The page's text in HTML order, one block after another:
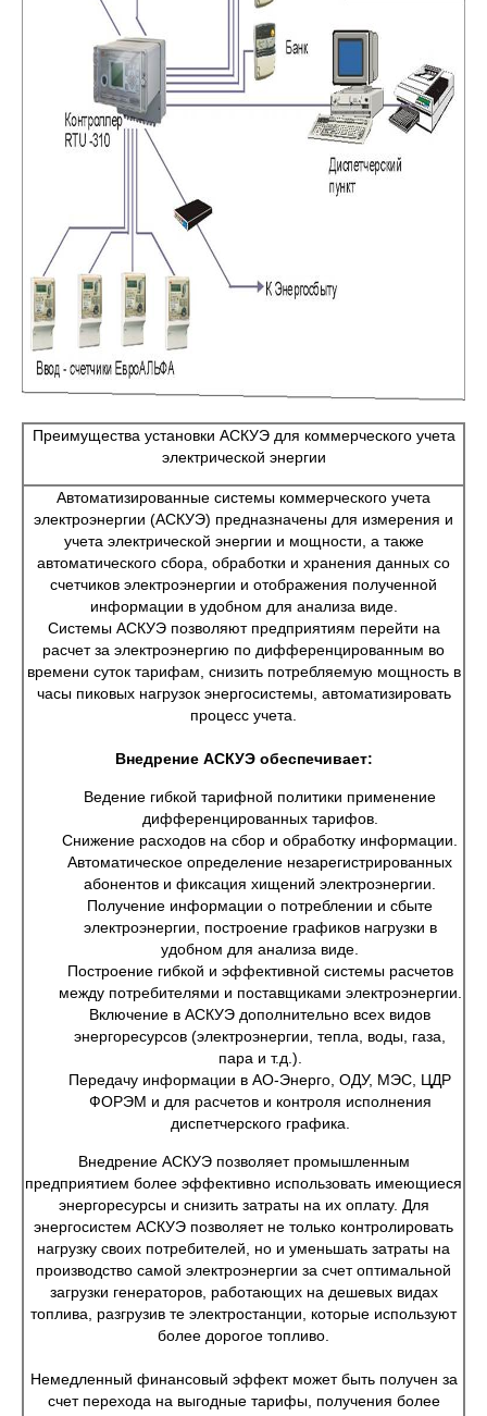
Преимущества установки АСКУЭ для коммерческого учета
электрической энергии
Автоматизированные системы коммерческого учета
электроэнергии (АСКУЭ) предназначены для измерения и
учета электрической энергии и мощности, а также
автоматического сбора, обработки и хранения данных со
счетчиков электроэнергии и отображения полученной
информации в удобном для анализа виде.
Системы АСКУЭ позволяют предприятиям перейти на
расчет за электроэнергию по дифференцированным во
времени суток тарифам, снизить потребляемую мощность в
часы пиковых нагрузок энергосистемы, автоматизировать
процесс учета.
Внедрение АСКУЭ обеспечивает:
Ведение гибкой тарифной политики применение
дифференцированных тарифов.
Снижение расходов на сбор и обработку информации.
Автоматическое определение незарегистрированных
абонентов и фиксация хищений электроэнергии.
Получение информации о потреблении и сбыте
электроэнергии, построение графиков нагрузки в
удобном для анализа виде.
Построение гибкой и эффективной системы расчетов
между потребителями и поставщиками электроэнергии.
Включение в АСКУЭ дополнительно всех видов
энергоресурсов (электроэнергии, тепла, воды, газа,
пара и т.д.).
Передачу информации в АО-Энерго, ОДУ, МЭС, ЦДР
ФОРЭМ и для расчетов и контроля исполнения
диспетчерского графика.
Внедрение АСКУЭ позволяет промышленным
предприятием более эффективно использовать имеющиеся
энергоресурсы и снизить затраты на их оплату. Для
энергосистем АСКУЭ позволяет не только контролировать
нагрузку своих потребителей, но и уменьшать затраты на
производство самой электроэнергии за счет оптимальной
загрузки генераторов, работающих на дешевых видах
топлива, разгрузив те электростанции, которые используют
более дорогое топливо.
Немедленный финансовый эффект может быть получен за
счет перехода на выгодные тарифы, получения более